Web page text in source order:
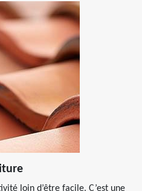
loin d’être facile. C’est une